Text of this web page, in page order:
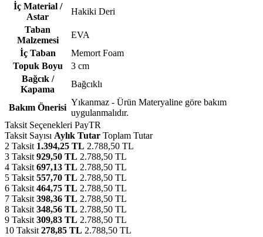
İç Material /
Astar
Hakiki Deri
Taban
Malzemesi
EVA
İç Taban
Memort Foam
Topuk Boyu
3 cm
Bağcık /
Kapama
Bağcıklı
Bakım Önerisi
Yıkanmaz - Ürün Materyaline göre bakım
uygulanmalıdır.
Taksit Seçenekleri PayTR
Taksit Sayısı Aylık Tutar Toplam Tutar
2 Taksit 1.394,25 TL 2.788,50 TL
3 Taksit 929,50 TL 2.788,50 TL
4 Taksit 697,13 TL 2.788,50 TL
5 Taksit 557,70 TL 2.788,50 TL
6 Taksit 464,75 TL 2.788,50 TL
7 Taksit 398,36 TL 2.788,50 TL
8 Taksit 348,56 TL 2.788,50 TL
9 Taksit 309,83 TL 2.788,50 TL
10 Taksit 278,85 TL 2.788,50 TL